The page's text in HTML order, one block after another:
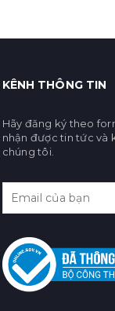
KÊNH THÔNG TIN
Hãy đăng ký theo
nhận được tin tức và
chúng tôi.